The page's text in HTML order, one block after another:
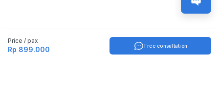
Price / pax
Rp 899.000 Free consultation